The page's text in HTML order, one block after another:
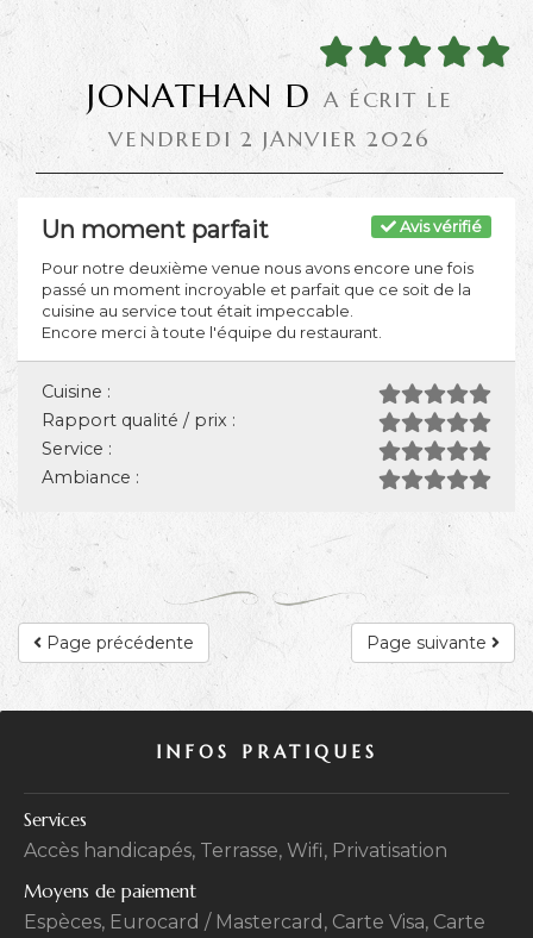
JONATHAN D A ÉCRIT LE
VENDREDI 2 JANVIER 2026
Avis vérifié
Un moment parfait
Pour notre deuxième venue nous avons encore une fois
passé un moment incroyable et parfait que ce soit de la
cuisine au service tout était impeccable.
Encore merci à toute l'équipe du restaurant.
Cuisine :
Rapport qualité / prix :
Service :
Ambiance :
Page suivante
Page précédente
INFOS PRATIQUES
Services
Accès handicapés, Terrasse, Wifi, Privatisation
Moyens de paiement
Espèces, Eurocard / Mastercard, Carte Visa, Carte